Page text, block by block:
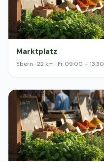
Marktplatz
Ebern · 22 km · Fr 09:00 – 13:30